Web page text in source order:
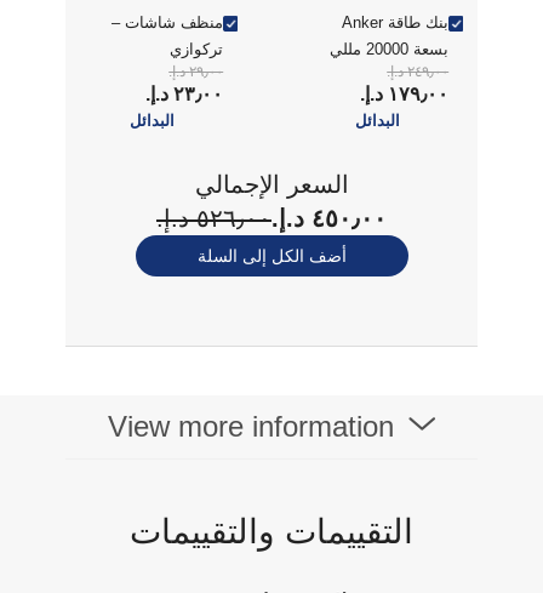
بنك طاقة Anker
بسعة 20000 مللي
أمبير، لون أسود.
١٧٩٫٠٠ د.إ.‏
٢٤٩٫٠٠ د.إ.‏
البدائل
منظف شاشات –
تركوازي
٢٣٫٠٠ د.إ.‏
٢٩٫٠٠ د.إ.‏
البدائل
السعر الإجمالي
٤٥٠٫٠٠ د.إ.‏
٥٢٦٫٠٠ د.إ.‏
أضف الكل إلى السلة
View more information
التقييمات والتقييمات